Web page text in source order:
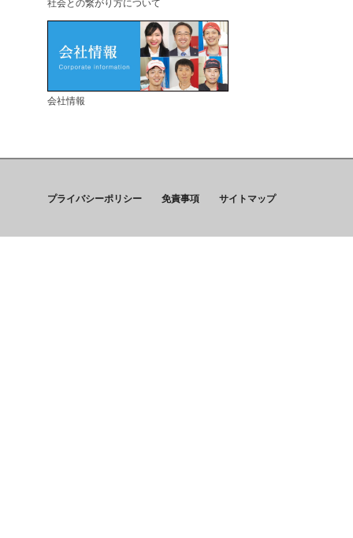
社会との繋がり方について
会社情報
プライバシーポリシー 免責事項 サイトマップ